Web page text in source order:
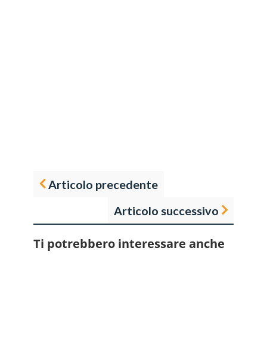
Articolo precedente
Articolo successivo
Ti potrebbero interessare anche